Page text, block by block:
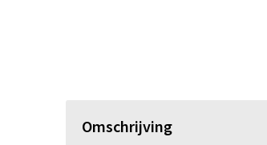
Omschrijving